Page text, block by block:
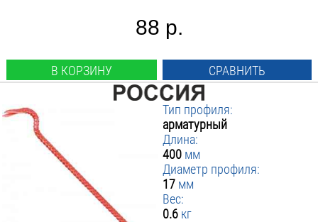
88 р.
В КОРЗИНУ СРАВНИТЬ
Тип профиля:
арматурный
Длина:
400 мм
Диаметр профиля:
17 мм
Вес:
0.6 кг